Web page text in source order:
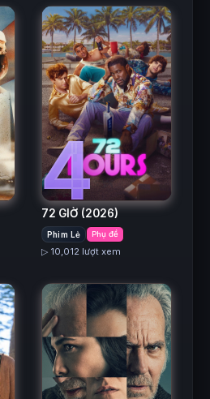
4
72 GIỜ (2026)
Phim Lẻ Phụ đề
▷ 10,012 lượt xem